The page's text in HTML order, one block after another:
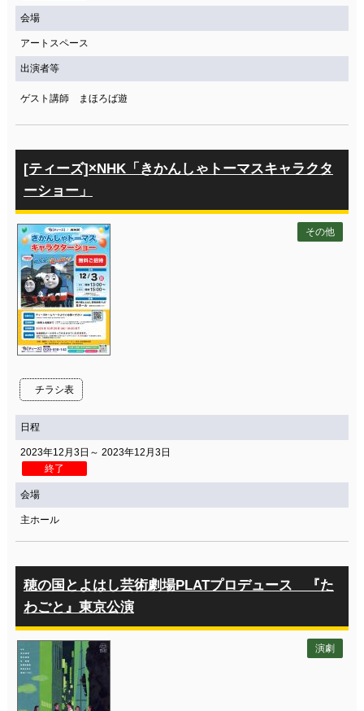
会場
アートスペース
出演者等
ゲスト講師 まほろば遊
[ティーズ]×NHK「きかんしゃトーマスキャラクタ
ーショー」
チラシ表
その他
日程
2023年12月3日～ 2023年12月3日
終了
会場
主ホール
穂の国とよはし芸術劇場PLATプロデュース 『た
わごと』東京公演
演劇